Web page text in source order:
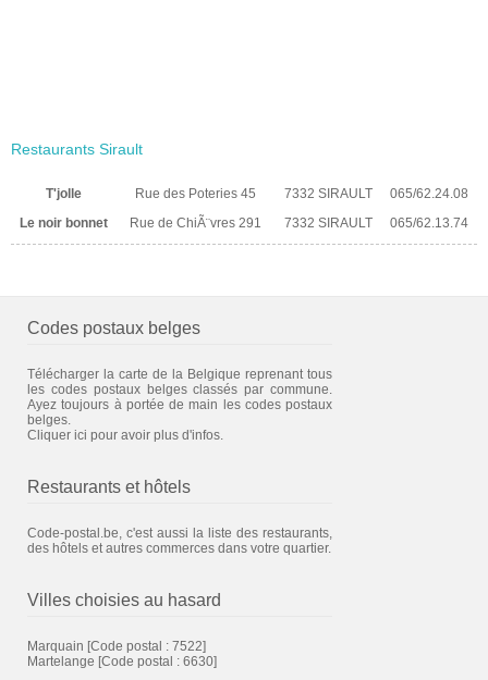
Restaurants Sirault
T'jolle Rue des Poteries 45 7332 SIRAULT
065/62.24.08
Le noir bonnet
Rue de ChiÃ¨vres 291 7332 SIRAULT 065/62.13.74
Codes postaux belges
Télécharger la carte de la Belgique reprenant tous
les codes postaux belges classés par commune.
Ayez toujours à portée de main les codes postaux
belges.
Cliquer ici pour avoir plus d'infos.
Restaurants et hôtels
Code-postal.be, c'est aussi la liste des restaurants,
des hôtels et autres commerces dans votre quartier.
Villes choisies au hasard
Marquain [Code postal : 7522]
Martelange [Code postal : 6630]